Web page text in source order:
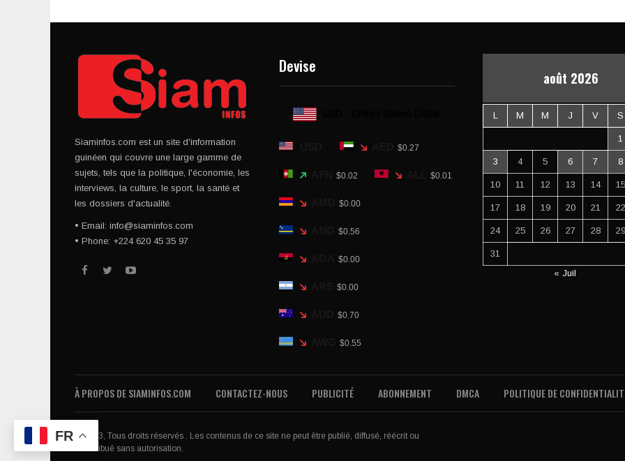
Siaminfos.com est un site d'information
guinéen qui couvre une large gamme de
sujets, tels que la politique, l'économie, les
interviews, la culture, le sport, la santé et
les dossiers d'actualité.
• Email: info@siaminfos.com
• Phone: +224 620 45 35 97
Devise
$0.27
$0.02 $0.01
$0.00
$0.56
$0.00
$0.00
$0.70
$0.55
août 2026
L M M J V S
1
3 4 5 6 7 8
10 11 12 13 14 15
17 18 19 20 21 22
24 25 26 27 28 29
31
« Juil
À PROPOS DE SIAMINFOS.COM CONTACTEZ-NOUS PUBLICITÉ ABONNEMENT DMCA POLITIQUE DE
© 2023, Tous droits réservés . Les contenus de ce site ne peut être publié, diffusé, réécrit ou
redistribué sans autorisation.
FR